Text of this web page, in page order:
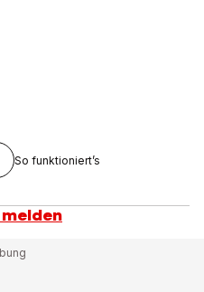
So funktioniert’s